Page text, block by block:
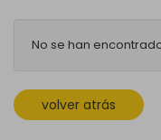
No se han
volver atrás